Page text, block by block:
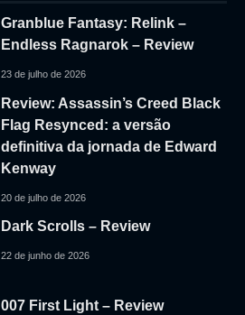
Granblue Fantasy: Relink –
Endless Ragnarok – Review
23 de julho de 2026
Review: Assassin’s Creed Black
Flag Resynced: a versão
definitiva da jornada de Edward
Kenway
20 de julho de 2026
Dark Scrolls – Review
22 de junho de 2026
007 First Light – Review